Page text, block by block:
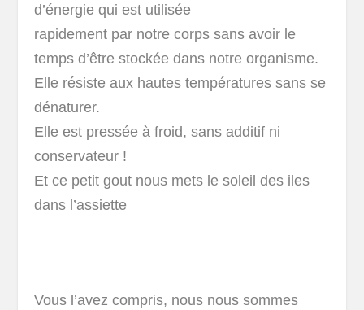
d’énergie qui est utilisée
rapidement par notre corps sans avoir le
temps d’être stockée dans notre organisme.
Elle résiste aux hautes températures sans se
dénaturer.
Elle est pressée à froid, sans additif ni
conservateur !
Et ce petit gout nous mets le soleil des iles
dans l’assiette
Vous l’avez compris, nous nous sommes